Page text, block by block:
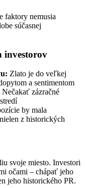
faktory nemusia
súčasnej
investorov
Zlato je do veľkej
a sentimentom
Nečakať zázračné
by mala
z historických
svoje miesto. Investori
očami – chápať jeho
jeho historického PR.